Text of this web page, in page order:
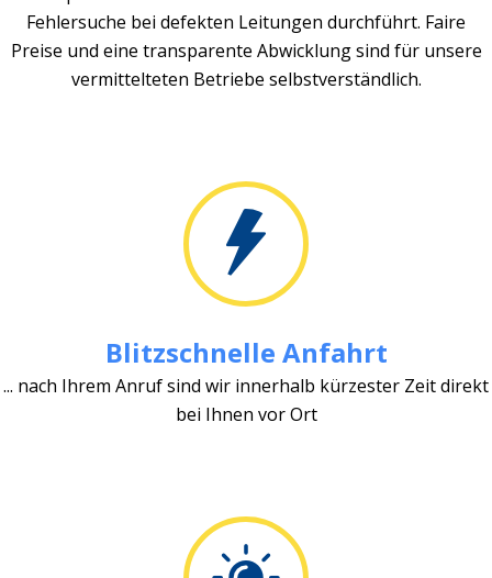
Fehlersuche bei defekten Leitungen durchführt. Faire
Preise und eine transparente Abwicklung sind für unsere
vermittelteten Betriebe selbstverständlich.
Blitzschnelle Anfahrt
... nach Ihrem Anruf sind wir innerhalb kürzester Zeit direkt
bei Ihnen vor Ort